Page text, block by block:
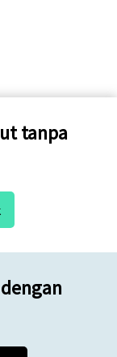
tanpa